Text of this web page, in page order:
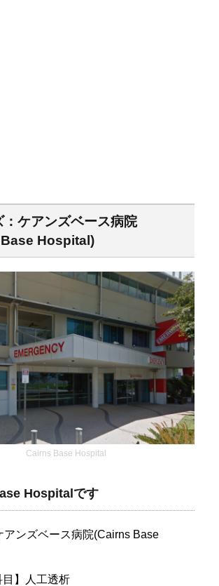
：ケアンズベース病院
Hospital)
Cairns Base Hospital
Hospitalです
アンズベース病院(Cairns Base
目】人工透析